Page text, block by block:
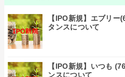
【IPO新規】エブリ
タンスについて
【IPO新規】いつも
ンスについて